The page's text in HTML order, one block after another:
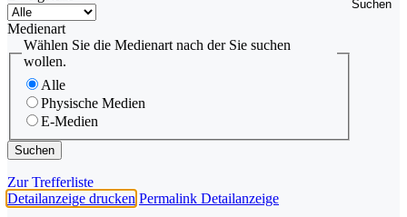
Medienart
Wählen Sie die Medienart nach der Sie suchen
wollen.
Alle
Physische Medien
E-Medien
Zur Trefferliste
Detailanzeige drucken Permalink Detailanzeige